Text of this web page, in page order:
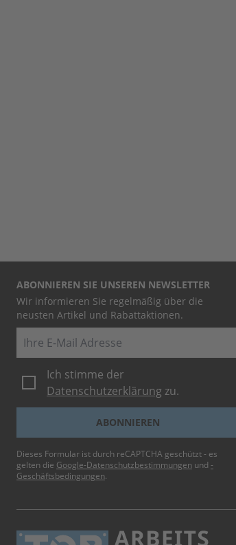
ABONNIEREN SIE UNSEREN NEWSLETTER
Wir informieren Sie regelmäßig über die
neusten Artikel und Rabattaktionen.
E-Mail
Ich stimme der
Datenschutzerklärung zu.
ABONNIEREN
Dieses Formular ist durch reCAPTCHA geschützt - es
gelten die Google-Datenschutzbestimmungen und -
Geschäftsbedingungen.